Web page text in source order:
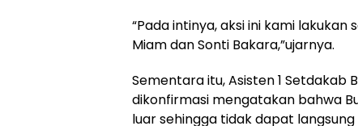
“Pada intinya, aksi ini kami
Miam dan Sonti Bakara,”ujarnya.
Sementara itu, Asisten 1 Setdakab
dikonfirmasi mengatakan bahwa
luar sehingga tidak dapat